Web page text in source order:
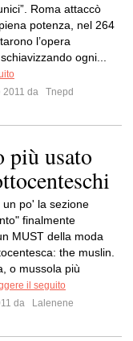
Roma attaccò
potenza, nel 264
l’opera
ogni...
2011 da
Tnepd
più usato
po' la sezione
finalmente
MUST della moda
the muslin.
o mussola più
il seguito
da
Lalenene